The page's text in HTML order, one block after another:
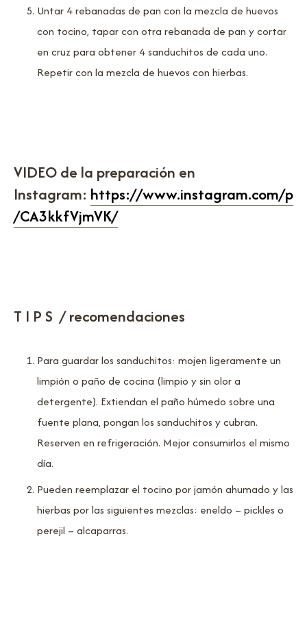
Untar 4 rebanadas de pan con la mezcla de huevos
con tocino, tapar con otra rebanada de pan y cortar
en cruz para obtener 4 sanduchitos de cada uno.
Repetir con la mezcla de huevos con hierbas.
VIDEO de la preparación en
Instagram: https://www.instagram.com/p
/CA3kkfVjmVK/
T I P S / recomendaciones
Para guardar los sanduchitos: mojen ligeramente un
limpión o paño de cocina (limpio y sin olor a
detergente). Extiendan el paño húmedo sobre una
fuente plana, pongan los sanduchitos y cubran.
Reserven en refrigeración. Mejor consumirlos el mismo
día.
Pueden reemplazar el tocino por jamón ahumado y las
hierbas por las siguientes mezclas: eneldo – pickles o
perejil – alcaparras.